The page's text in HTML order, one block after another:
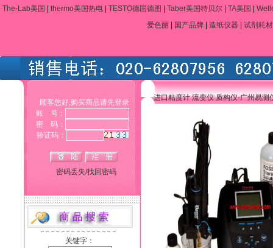
The-Lab美国
thermo美国热电| TESTO德国德图 Taber美国特贝尔| TA美国
爱色丽| 国产品牌| 造纸仪器| 试剂耗材
顾客您好,购买商品请先登录
账 号：
密 码：
验证码：
密码丢失/找回密码
关键字：
进口粘度计 流变仪 质构仪-广州易测